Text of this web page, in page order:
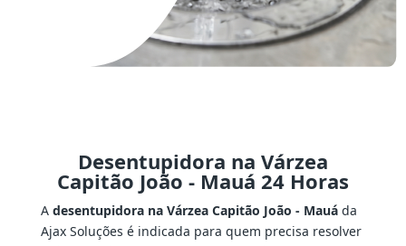
Desentupidora na Várzea
Capitão João - Mauá 24 Horas
A desentupidora na Várzea Capitão João - Mauáda
Ajax Soluções é indicada para quem precisa resolver